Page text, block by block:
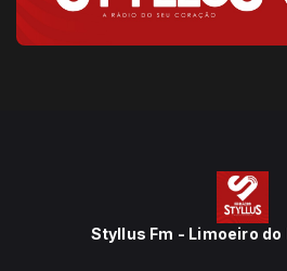
Styllus Fm - Limoeiro do